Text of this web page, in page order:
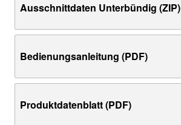
Ausschnittdaten Unterbündig (ZIP)
Bedienungsanleitung (PDF)
Produktdatenblatt (PDF)